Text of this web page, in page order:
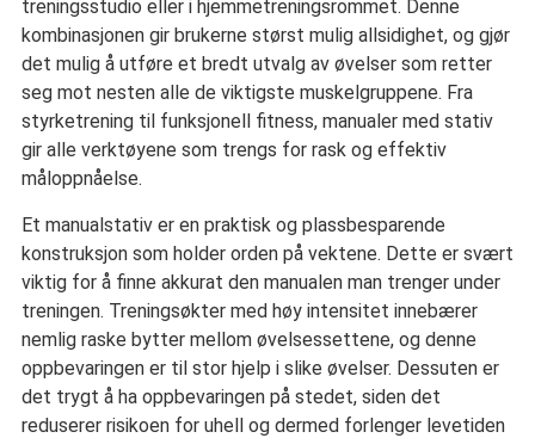
treningsstudio eller i hjemmetreningsrommet. Denne
kombinasjonen gir brukerne størst mulig allsidighet, og gjør
det mulig å utføre et bredt utvalg av øvelser som retter
seg mot nesten alle de viktigste muskelgruppene. Fra
styrketrening til funksjonell fitness, manualer med stativ
gir alle verktøyene som trengs for rask og effektiv
måloppnåelse.
Et manualstativ er en praktisk og plassbesparende
konstruksjon som holder orden på vektene. Dette er svært
viktig for å finne akkurat den manualen man trenger under
treningen. Treningsøkter med høy intensitet innebærer
nemlig raske bytter mellom øvelsessettene, og denne
oppbevaringen er til stor hjelp i slike øvelser. Dessuten er
det trygt å ha oppbevaringen på stedet, siden det
reduserer risikoen for uhell og dermed forlenger levetiden